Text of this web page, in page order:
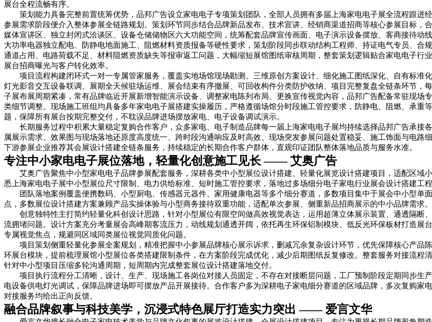
展台全程流畅有序。
策划能力具备完整前置统筹优势，品邦广告设立家电电子专项策划团队，全部人员拥有多届上海家电电子展全流程跟进
参展需求阶段便介入整体参展全链路规划。策划环节同步结合品牌新品发布、技术宣讲、经销商渠道招商等核心参展目标，
媒体宣讲区、独立封闭式洽谈区、设备仓储储物区六大功能空间，统筹配套品牌宣传画面、电子演示设备摆放、客商接待动
大功率电器独立配电、防静电地面施工、阻燃材料资质报备等硬性要求，策划阶段同步联动结构工程师、持证电气专员、合
通道占用、电路荷载不足、材料阻燃资质缺失等报审返工问题，大幅缩短展馆图纸审核周期，整套策划逻辑贴合家电电子行
展台招商曝光与客户转化效率。
项目流程构建闭环式一对一专属管家服务，覆盖实地场馆现场勘测、三维原创方案设计、细化施工图纸深化、自有标准
灯光影音交互设备联调、展期全天候驻场运维、展会结束有序撤展、可回收构件分类防护收纳、项目完整复盘全链条环节，
子展布展周期紧凑，常有品牌临近开展新增智能演示设备、调整家电陈列布局、更换宣传视觉内容，品邦广告配备常驻现场
类细节调整。现场施工班组均具备多年家电电子展搭建实操履历，严格遵循场馆分时段施工管控要求，防静电、阻燃、承重
题，保障所有展台按期完整交付，不耽误品牌进场摆放家电、电子设备调试演示。
长期服务过程中积累大量稳定复购合作客户，众多家电、电子制造品牌每一届上海家电电子展均持续选择品邦广告承接
属展示需求、效果图与现场落地还原度高度统一、跨时段沟通响应及时高效、现场突发参展问题处置稳妥、施工饰面与电路
下游参展企业推荐其会展设计搭建全链条服务，持续稳定的长期合作客户群体，直观印证团队整体落地品质与服务水准。
专注中小家电电子展位落地，轻量化创意施工见长 —— 艾奥广告
艾奥广告聚焦中小型家电电子品牌参展配套服务，深耕各类中小型展位设计搭建、轻量化展览设计搭建项目，适配区域
悉上海家电电子展中小型展位尺寸限制、电力供给标准、短时施工管控要求，落地过多场细分电子家电行业展会设计搭建工
团队落地案例覆盖便携数码、小型厨电、传感器元器件、家用健康电器等多个细分赛道，多数项目集中于展会中小型单
点，多数展位设计搭建方案兼顾产品实操体验与小型商务接待双重功能，适配单次参展、侧重新品招商展示的中小品牌需求。
创意独特性主打简约轻量化科创设计思路，针对小型展位有限空间做高效视觉表达，运用超薄立体展示装置、通透隔断
流拥堵问题。设计方案充分考量展会高峰期客流压力，动线规划通透开阔，依托再生环保铝制模块、低反光环保板材打造展
专属视觉焦点，规避同区域同类展位视觉同质化问题。
项目策划侧重轻量化参展全案规划，精准把握中小参展品牌核心展示诉求，删减冗余复杂设计环节，优先保障核心产品
环展台模块，提前梳理展馆小型展位各类搭建限制条件，在方案阶段完成优化，减少后期图纸反复修改。整套服务对接流程
针对中小型项目压缩多轮沟通周期，短周期内完成整套展位设计搭建落地交付。
项目执行流程分工清晰，设计、生产、现场施工各岗位对接人员固定，不存在对接断层问题，工厂预制阶段定期同步生
电设备供电灯光调试，保障品牌进场即可摆放产品开展接待。合作客户多为深耕电子家电细分赛道的区域品牌，多次复购家
对接服务均给出正向反馈。
融合品牌叙事与科技美学，沉浸式特色展厅打造实力突出 —— 爱言文华